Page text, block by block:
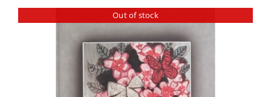
Out of stock